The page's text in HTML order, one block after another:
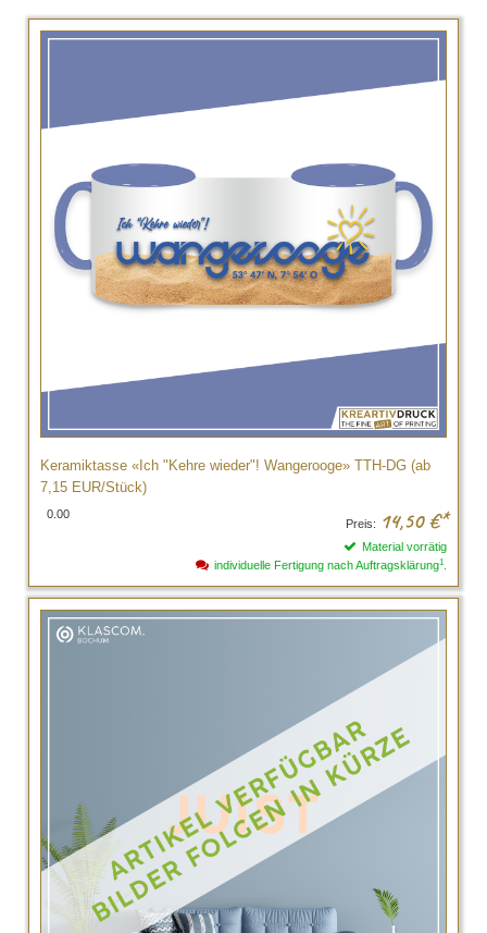
Keramiktasse «Ich "Kehre wieder"! Wangerooge» TTH-DG (ab
7,15 EUR/Stück)
0.00
Preis: 14,50 €*
Material vorrätig
individuelle Fertigung nach Auftragsklärung1